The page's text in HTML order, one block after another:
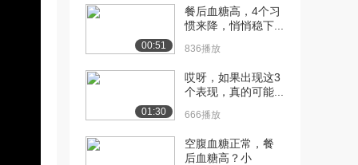
00:51
餐后血糖高，4个习
惯来降，悄悄稳下...
836播放
01:30
哎呀，如果出现这3
个表现，真的可能...
666播放
空腹血糖正常，餐
后血糖高？小